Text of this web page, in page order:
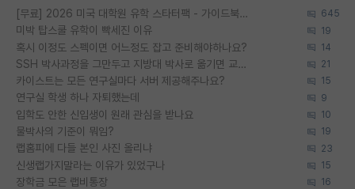
[무료] 2026 미국 대학원 유학 스타터팩 - 가이드북 & 합격자 컨택메일 템플릿 645
미박 탑스쿨 유학이 빡세진 이유 19
혹시 이정도 스펙이면 어느정도 잡고 준비해야하나요? 14
SSH 박사과정을 그만두고 지방대 박사로 옮기면 교수의 꿈은 끝일까요? 21
카이스트는 모든 연구실마다 서버 제공해주나요? 15
연구실 학생 하나 자퇴했는데 9
입학도 안한 신입생이 원래 관심을 받나요 10
물박사의 기준이 뭐임? 19
랩홈피에 다들 본인 사진 올리냐 23
신생랩가지말라는 이유가 있었구나 15
장학금 모은 랩비통장 16